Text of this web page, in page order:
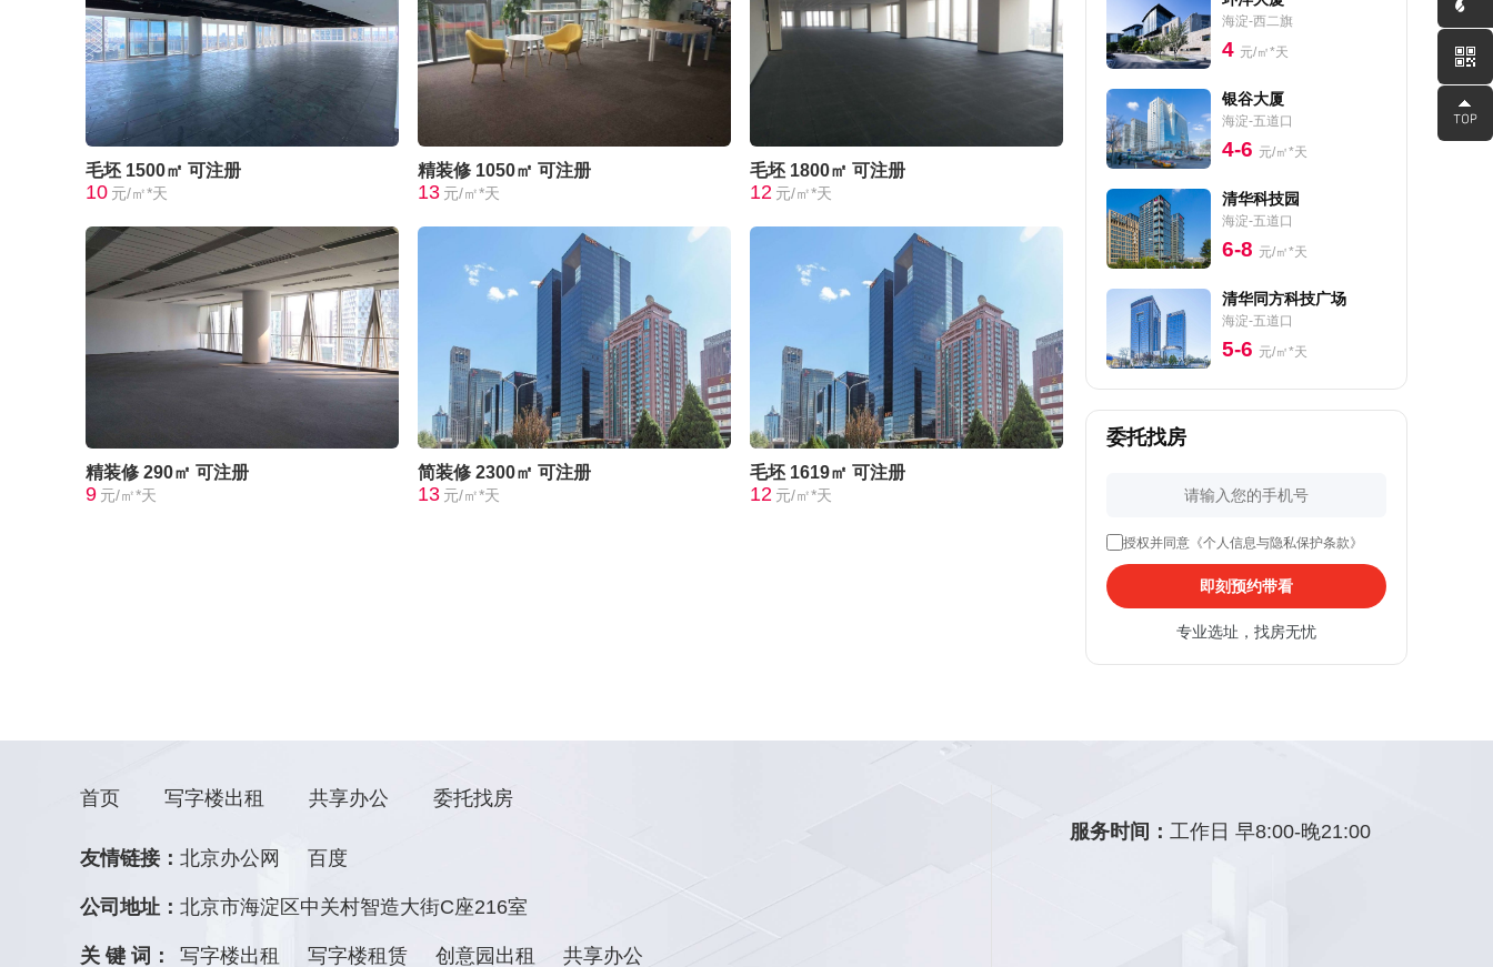
毛坯 1500㎡ 可注册
10 元/㎡*天
精装修 1050㎡ 可注册
13 元/㎡*天
毛坯 1800㎡ 可注册
12 元/㎡*天
精装修 290㎡ 可注册
9 元/㎡*天
简装修 2300㎡ 可注册
13 元/㎡*天
毛坯 1619㎡ 可注册
12 元/㎡*天
海淀-西二旗
4 元/㎡*天
银谷大厦
海淀-五道口
4-6 元/㎡*天
清华科技园
海淀-五道口
6-8 元/㎡*天
清华同方科技广场
海淀-五道口
5-6 元/㎡*天
委托找房
授权并同意《个人信息与隐私保护条款》
即刻预约带看
专业选址，找房无忧
首页 写字楼出租 共享办公 委托找房
友情链接： 北京办公网 百度
公司地址： 北京市海淀区中关村智造大街C座216室
关 键 词： 写字楼出租 写字楼租赁 创意园出租 共享办公
服务时间：工作日 早8:00-晚21:00